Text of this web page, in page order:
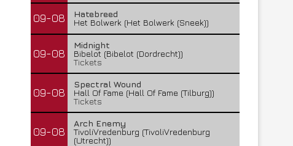
09-08
Hatebreed
Het Bolwerk (Het Bolwerk (Sneek))
09-08
Midnight
Bibelot (Bibelot (Dordrecht))
Tickets
09-08
Spectral Wound
Hall Of Fame (Hall Of Fame (Tilburg))
Tickets
09-08
Arch Enemy
TivoliVredenburg (TivoliVredenburg
(Utrecht))